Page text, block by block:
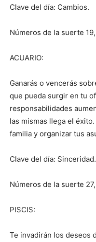
Clave del día: Cambios.
Números de la suerte
ACUARIO:
Ganarás o vencerás
que pueda surgir en tu
responsabilidades
las mismas llega el
familia y organizar tus
Clave del día: Sinceridad.
Números de la suerte
PISCIS:
Te invadirán los deseos